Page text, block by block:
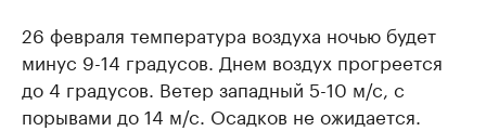
26 февраля температура воздуха ночью будет
минус 9-14 градусов. Днем воздух прогреется
до 4 градусов. Ветер западный 5-10 м/с, с
порывами до 14 м/с. Осадков не ожидается.